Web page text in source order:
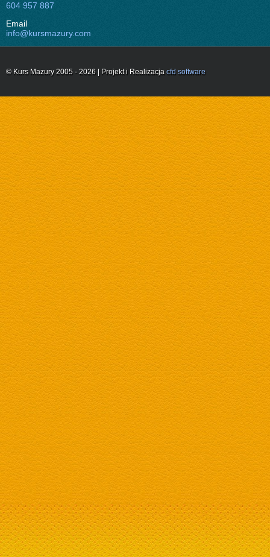
604 957 887
Email
info@kursmazury.com
© Kurs Mazury 2005 - 2026 | Projekt i Realizacja cfd software